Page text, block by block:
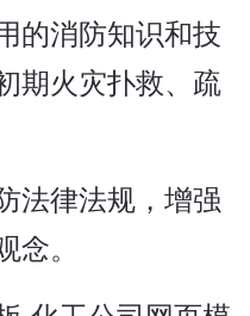
的消防知识和技
期火灾扑救、疏
法律法规，增强
念。